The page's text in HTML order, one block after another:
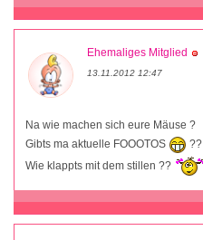
Ehemaliges Mitglied
13.11.2012 12:47
Na wie machen sich eure Mäuse ?
Gibts ma aktuelle FOOOTOS
??
Wie klappts mit dem stillen ??